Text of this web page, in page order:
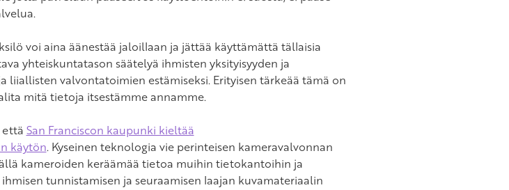
voi aina äänestää jaloillaan ja jättää käyttämättä tällaisia
yhteiskuntatason säätelyä ihmisten yksityisyyden ja
liiallisten valvontatoimien estämiseksi. Erityisen tärkeää tämä on
mitä tietoja itsestämme annamme.
San Franciscon kaupunki kieltää
käytön. Kyseinen teknologia vie perinteisen kameravalvonnan
kameroiden keräämää tietoa muihin tietokantoihin ja
tunnistamisen ja seuraamisen laajan kuvamateriaalin